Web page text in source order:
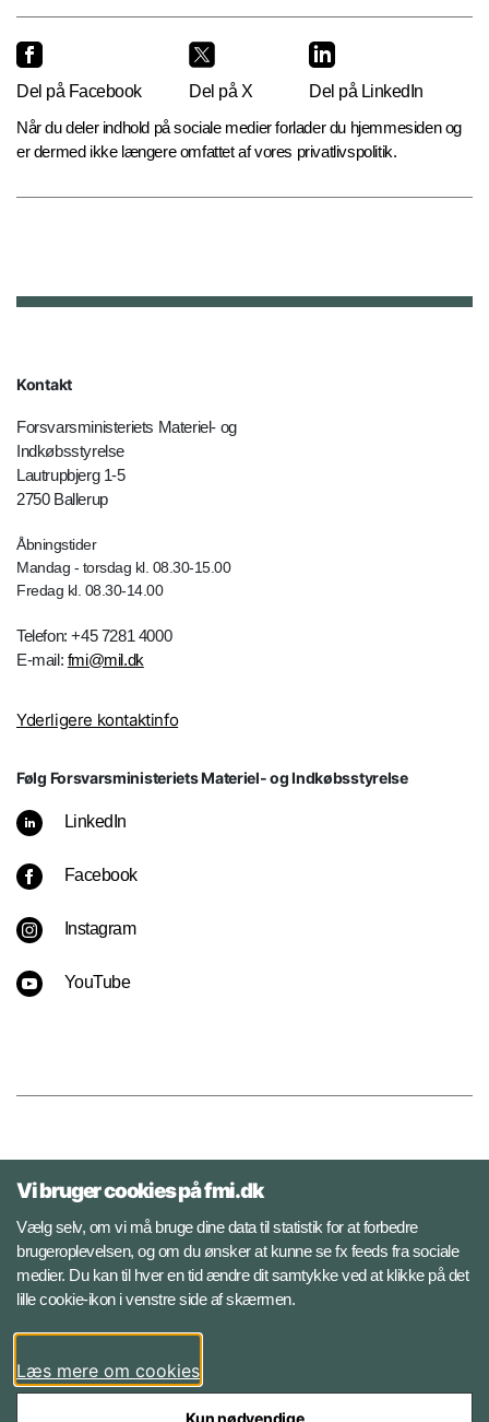
Del på Facebook Del på X
Del på LinkedIn
Når du deler indhold på sociale medier forlader du hjemmesiden og
er dermed ikke længere omfattet af vores privatlivspolitik.
Kontakt
Forsvarsministeriets Materiel- og
Indkøbsstyrelse
Lautrupbjerg 1-5
2750 Ballerup
Åbningstider
Mandag - torsdag kl. 08.30-15.00
Fredag kl. 08.30-14.00
Telefon: +45 7281 4000
E-mail: fmi@mil.dk
Yderligere kontaktinfo
Følg Forsvarsministeriets Materiel- og Indkøbsstyrelse
LinkedIn
Facebook
Instagram
YouTube
Helseholmen 1
2650 Hvidovre
It-servicecenter
Telefon: 728 59900
Vi bruger cookies på fmi.dk
Vælg selv, om vi må bruge dine data til statistik for at forbedre
brugeroplevelsen, og om du ønsker at kunne se fx feeds fra sociale
medier. Du kan til hver en tid ændre dit samtykke ved at klikke på det
lille cookie-ikon i venstre side af skærmen.
Læs mere om cookies
Kun nødvendige